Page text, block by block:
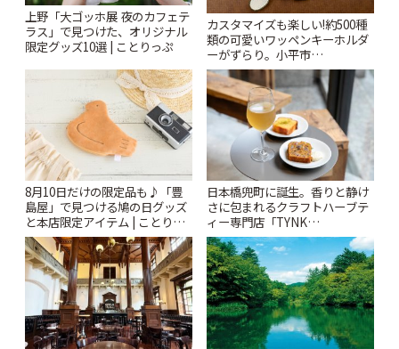
上野「大ゴッホ展 夜のカフェテ
ラス」で見つけた、オリジナル
限定グッズ10選 | ことりっぷ
カスタマイズも楽しい!約500種
類の可愛いワッペンキーホルダ
ーがずらり。小平市
「Kimamaya T&K」 | ことりっ
ぷ
8月10日だけの限定品も♪「豊
島屋」で見つける鳩の日グッズ
と本店限定アイテム | ことりっ
ぷ
日本橋兜町に誕生。香りと静け
さに包まれるクラフトハーブテ
ィー専門店「TYNK
Kabutocho」 | ことりっぷ